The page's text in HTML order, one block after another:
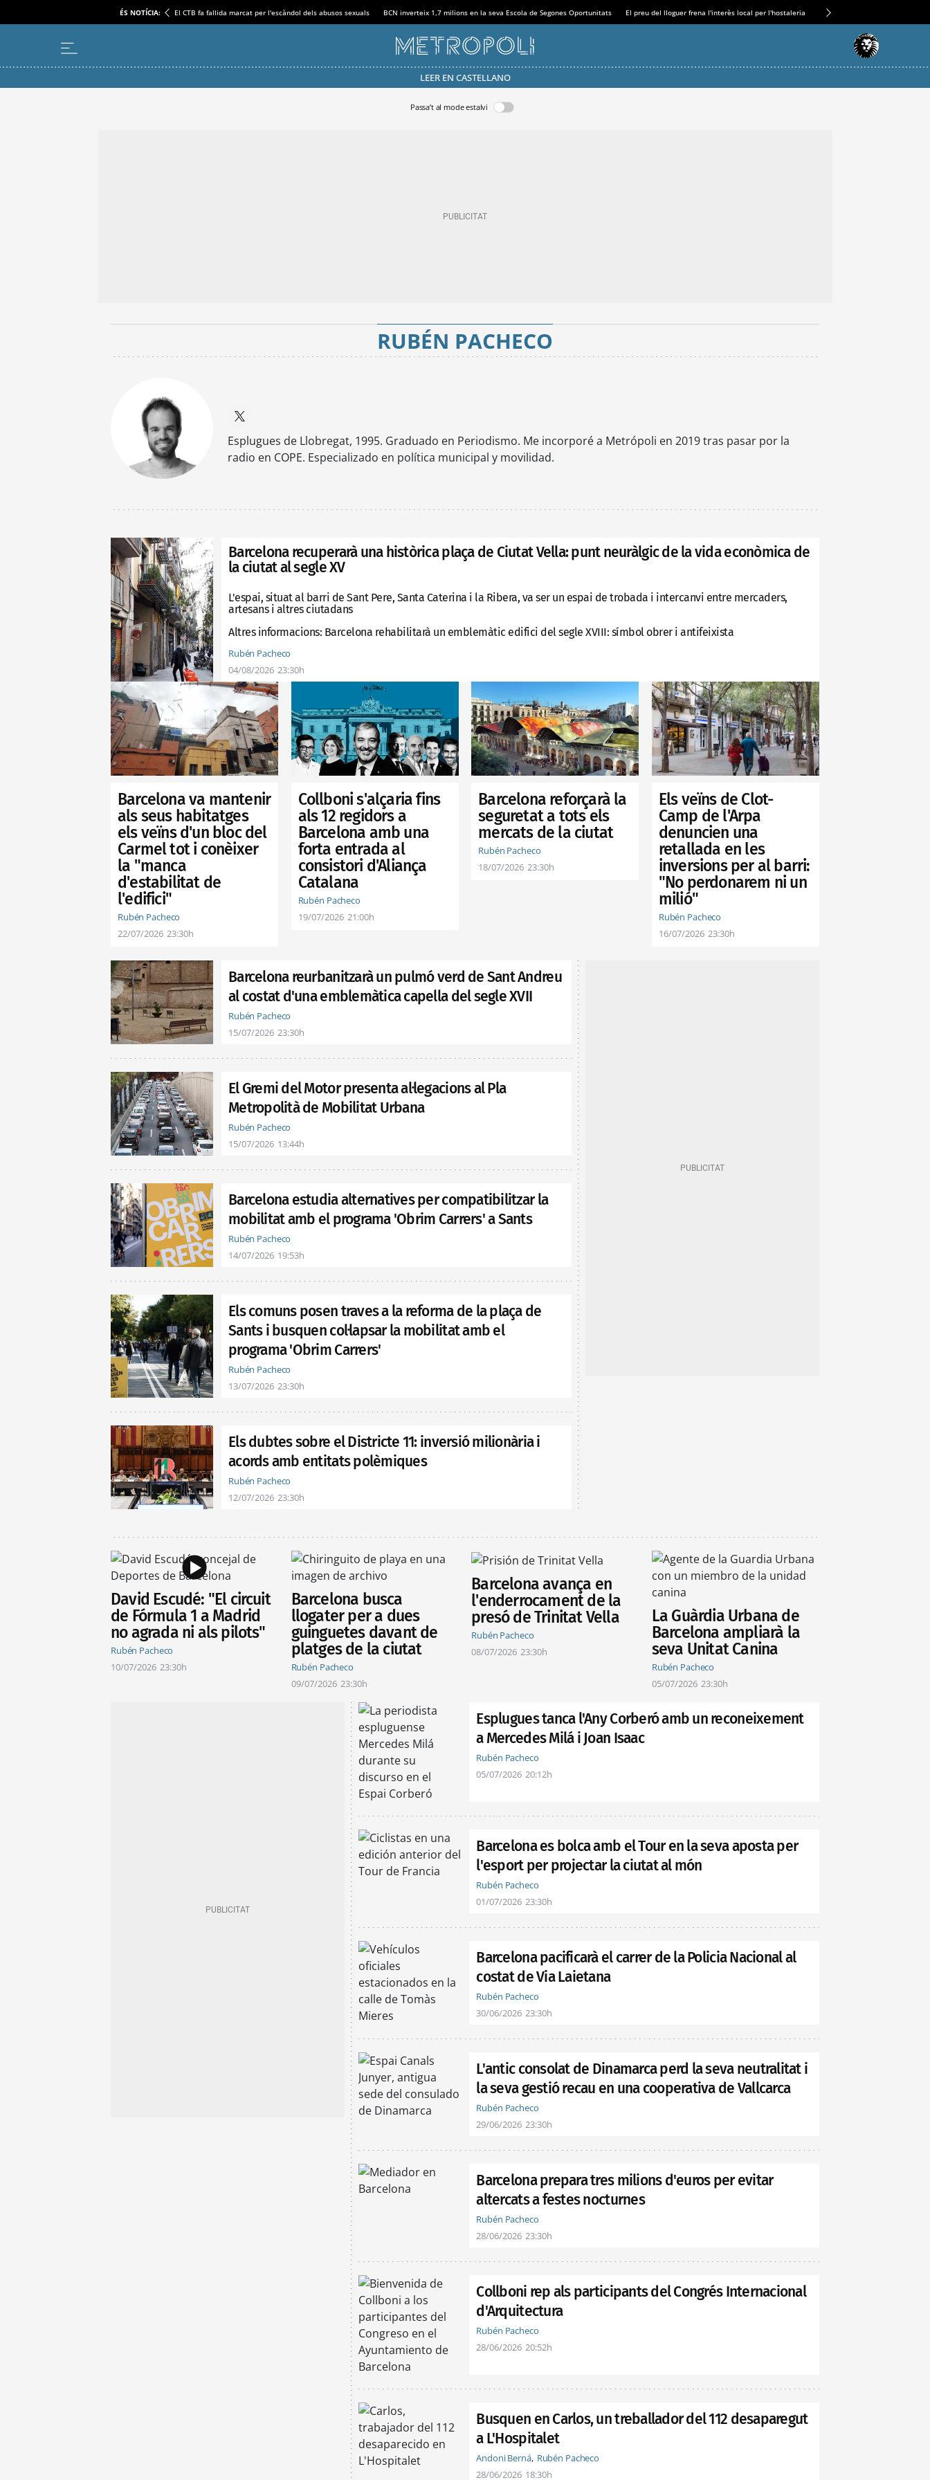
ÉS NOTÍCIA: El CTB fa fallida marcat per l'escàndol dels abusos sexuals BCN inverteix 1,7 milions en la seva Escola de Segones Oportunitats El preu del lloguer frena l'interès local per l'hostaleria L'engranatge ‘complicat’
LEER EN CASTELLANO
Passa’t al mode estalvi
RUBÉN PACHECO
Esplugues de Llobregat, 1995. Graduado en Periodismo. Me incorporé a Metrópoli en 2019 tras pasar por la
radio en COPE. Especializado en política municipal y movilidad.
Barcelona recuperarà una històrica plaça de Ciutat Vella: punt neuràlgic de la vida econòmica de
la ciutat al segle XV
L'espai, situat al barri de Sant Pere, Santa Caterina i la Ribera, va ser un espai de trobada i intercanvi entre mercaders,
artesans i altres ciutadans
Altres informacions: Barcelona rehabilitarà un emblemàtic edifici del segle XVIII: símbol obrer i antifeixista
Rubén Pacheco
04/08/2026 23:30h
Barcelona va mantenir
als seus habitatges
els veïns d'un bloc del
Carmel tot i conèixer
la "manca
d'estabilitat de
l'edifici"
Rubén Pacheco
22/07/2026 23:30h
Collboni s'alçaria fins
als 12 regidors a
Barcelona amb una
forta entrada al
consistori d'Aliança
Catalana
Rubén Pacheco
19/07/2026 21:00h
Barcelona reforçarà la
seguretat a tots els
mercats de la ciutat
Rubén Pacheco
18/07/2026 23:30h
Els veïns de Clot-
Camp de l'Arpa
denuncien una
retallada en les
inversions per al barri:
"No perdonarem ni un
milió"
Rubén Pacheco
16/07/2026 23:30h
Barcelona reurbanitzarà un pulmó verd de Sant Andreu
al costat d'una emblemàtica capella del segle XVII
Rubén Pacheco
15/07/2026 23:30h
El Gremi del Motor presenta al·legacions al Pla
Metropolità de Mobilitat Urbana
Rubén Pacheco
15/07/2026 13:44h
Barcelona estudia alternatives per compatibilitzar la
mobilitat amb el programa 'Obrim Carrers' a Sants
Rubén Pacheco
14/07/2026 19:53h
Els comuns posen traves a la reforma de la plaça de
Sants i busquen col·lapsar la mobilitat amb el
programa 'Obrim Carrers'
Rubén Pacheco
13/07/2026 23:30h
Els dubtes sobre el Districte 11: inversió milionària i
acords amb entitats polèmiques
Rubén Pacheco
12/07/2026 23:30h
David Escudé: "El circuit
de Fórmula 1 a Madrid
no agrada ni als pilots"
Rubén Pacheco
10/07/2026 23:30h
Barcelona busca
llogater per a dues
guinguetes davant de
platges de la ciutat
Rubén Pacheco
09/07/2026 23:30h
Barcelona avança en
l'enderrocament de la
presó de Trinitat Vella
Rubén Pacheco
08/07/2026 23:30h
La Guàrdia Urbana de
Barcelona ampliarà la
seva Unitat Canina
Rubén Pacheco
05/07/2026 23:30h
Esplugues tanca l'Any Corberó amb un reconeixement
a Mercedes Milá i Joan Isaac
Rubén Pacheco
05/07/2026 20:12h
Barcelona es bolca amb el Tour en la seva aposta per
l'esport per projectar la ciutat al món
Rubén Pacheco
01/07/2026 23:30h
Barcelona pacificarà el carrer de la Policia Nacional al
costat de Via Laietana
Rubén Pacheco
30/06/2026 23:30h
L'antic consolat de Dinamarca perd la seva neutralitat i
la seva gestió recau en una cooperativa de Vallcarca
Rubén Pacheco
29/06/2026 23:30h
Barcelona prepara tres milions d'euros per evitar
altercats a festes nocturnes
Rubén Pacheco
28/06/2026 23:30h
Collboni rep als participants del Congrés Internacional
d'Arquitectura
Rubén Pacheco
28/06/2026 20:52h
Busquen en Carlos, un treballador del 112 desaparegut
a L'Hospitalet
Andoni Berná Rubén Pacheco
28/06/2026 18:30h